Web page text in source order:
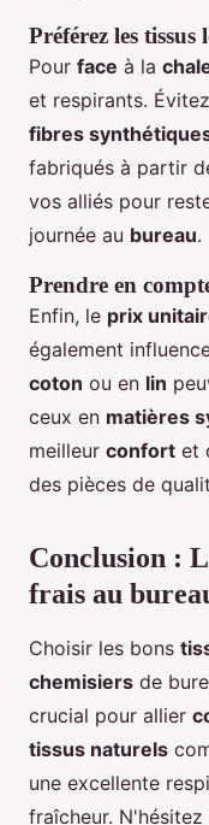
Préférez les tissus
Pour face à la
et respirants.
fibres
fabriqués à partir
vos alliés pour
journée au bureau.
Prendre en
Enfin, le prix
également
coton ou en lin
ceux en matières
meilleur confort et
des pièces de
Conclusion :
frais au
Choisir les bons
chemisiers de
crucial pour allier
tissus naturels
une excellente
fraîcheur.